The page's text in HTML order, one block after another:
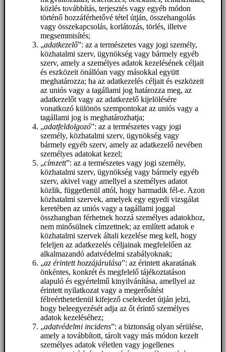
közlés továbbítás, terjesztés vagy egyéb módon
történő hozzáférhetővé tétel útján, összehangolás
vagy összekapcsolás, korlátozás, törlés, illetve
megsemmisítés;
„adatkezelő”: az a természetes vagy jogi személy,
közhatalmi szerv, ügynökség vagy bármely egyéb
szerv, amely a személyes adatok kezelésének céljait
és eszközeit önállóan vagy másokkal együtt
meghatározza; ha az adatkezelés céljait és eszközeit
az uniós vagy a tagállami jog határozza meg, az
adatkezelőt vagy az adatkezelő kijelölésére
vonatkozó különös szempontokat az uniós vagy a
tagállami jog is meghatározhatja;
„adatfeldolgozó”: az a természetes vagy jogi
személy, közhatalmi szerv, ügynökség vagy
bármely egyéb szerv, amely az adatkezelő nevében
személyes adatokat kezel;
„címzett”: az a természetes vagy jogi személy,
közhatalmi szerv, ügynökség vagy bármely egyéb
szerv, akivel vagy amellyel a személyes adatot
közlik, függetlenül attól, hogy harmadik fél-e. Azon
közhatalmi szervek, amelyek egy egyedi vizsgálat
keretében az uniós vagy a tagállami joggal
összhangban férhetnek hozzá személyes adatokhoz,
nem minősülnek címzettnek; az említett adatok e
közhatalmi szervek általi kezelése meg kell, hogy
feleljen az adatkezelés céljainak megfelelően az
alkalmazandó adatvédelmi szabályoknak;
„az érintett hozzájárulása”: az érintett akaratának
önkéntes, konkrét és megfelelő tájékoztatáson
alapuló és egyértelmű kinyilvánítása, amellyel az
érintett nyilatkozat vagy a megerősítést
félreérthetetlenül kifejező cselekedet útján jelzi,
hogy beleegyezését adja az őt érintő személyes
adatok kezeléséhez;
„adatvédelmi incidens”: a biztonság olyan sérülése,
amely a továbbított, tárolt vagy más módon kezelt
személyes adatok véletlen vagy jogellenes